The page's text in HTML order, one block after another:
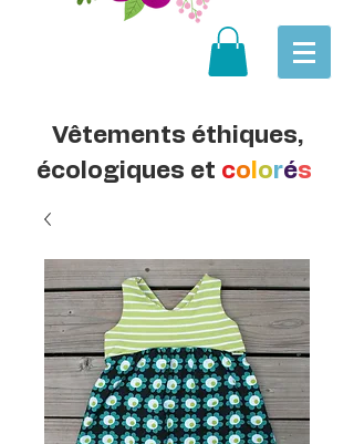
Vêtements éthiques,
écologiques et co orés